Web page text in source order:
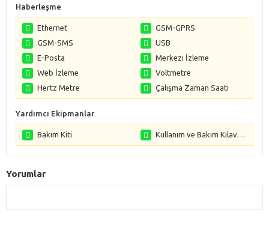
Haberleşme
Ethernet
GSM-GPRS
GSM-SMS
USB
E-Posta
Merkezi İzleme
Web İzleme
Voltmetre
Hertz Metre
Çalışma Zaman Saati
Yardımcı Ekipmanlar
Bakım Kiti Kullanım ve Bakım Kılavuzları
Yorumlar